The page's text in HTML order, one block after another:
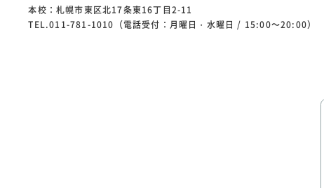
本校：札幌市東区北17条東16丁目2-11
TEL.011-781-1010（電話受付：月曜日・水曜日 / 15:00～20:00）